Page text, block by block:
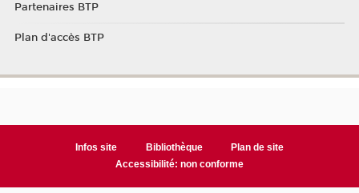
Partenaires BTP
Plan d'accès BTP
Infos site Bibliothèque
Plan de site
Accessibilité: non conforme